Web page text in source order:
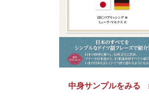
中身サンプルをみる